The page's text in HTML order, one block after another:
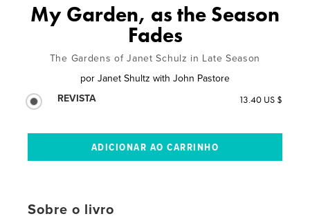
My Garden, as the Season
Fades
The Gardens of Janet Schulz in Late Season
por Janet Shultz with John Pastore
REVISTA
13.40 US $
Sobre o livro